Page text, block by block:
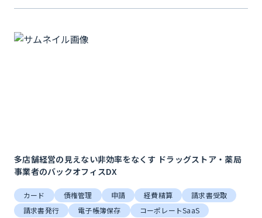
多店舗経営の見えない非効率をなくす ドラッグストア・薬局
事業者のバックオフィスDX
カード 債権管理 申請 経費精算
請求書受取
請求書発行
電子帳簿保存 コーポレートSaaS